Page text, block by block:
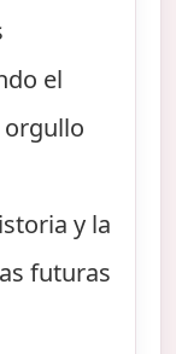
el
orgullo
y la
futuras